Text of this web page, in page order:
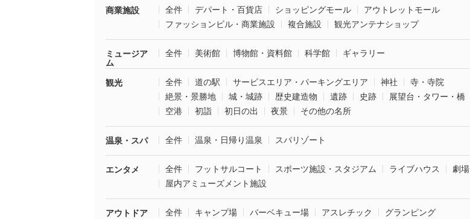
商業施設 全件 デパート・百貨店 ショッピングモール
アウトレットモール
ファッションビル・商業施設
複合施設 観光アンテナショップ
ミュージア
ム
全件 美術館 博物館・資料館 科学館 ギャラリー
観光 全件 道の駅 サービスエリア・パーキングエリア 神社
寺・寺院
絶景・景勝地
城・城跡 歴史建造物 遺跡 史跡
展望台・タワー・橋
空港
初詣 初日の出 夜景 その他の名所
温泉・スパ 全件 温泉・日帰り温泉 スパリゾート
エンタメ 全件 フットサルコート スポーツ施設・スタジアム ライブハウス
劇場
屋内アミューズメント施設
アウトドア 全件 キャンプ場 バーベキュー場 アスレチック グランピング